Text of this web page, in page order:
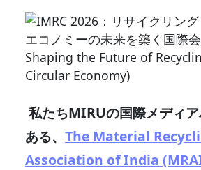
私たちMIRUの国際メディ
ある、 The Material
Association of India